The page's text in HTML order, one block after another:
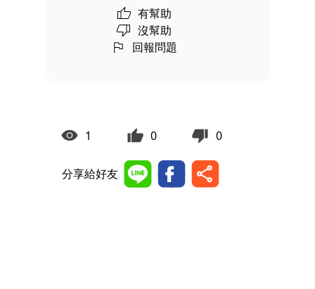
有幫助
沒幫助
回報問題
1 0 0
分享給好友